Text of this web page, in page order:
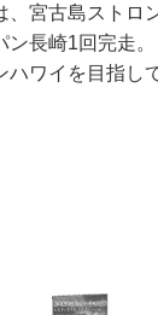
、宮古島ストロ
長崎1回完走。
ワイを目指し